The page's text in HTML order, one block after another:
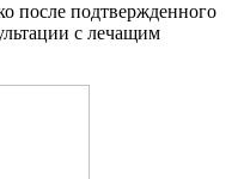
после подтвержденного
с лечащим